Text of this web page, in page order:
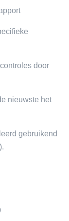
door
nieuwste het
gebruikend